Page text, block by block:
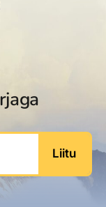
Liitu